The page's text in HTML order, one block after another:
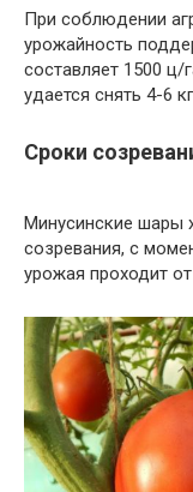
При соблюдении
урожайность
составляет 1500 ц/
удается снять 4-6
Сроки
Минусинские шары
созревания, с
урожая проходит